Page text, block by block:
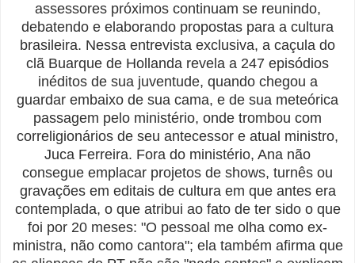
assessores próximos continuam se reunindo,
debatendo e elaborando propostas para a cultura
brasileira. Nessa entrevista exclusiva, a caçula do
clã Buarque de Hollanda revela a 247 episódios
inéditos de sua juventude, quando chegou a
guardar embaixo de sua cama, e de sua meteórica
passagem pelo ministério, onde trombou com
correligionários de seu antecessor e atual ministro,
Juca Ferreira. Fora do ministério, Ana não
consegue emplacar projetos de shows, turnês ou
gravações em editais de cultura em que antes era
contemplada, o que atribui ao fato de ter sido o que
foi por 20 meses: "O pessoal me olha como ex-
ministra, não como cantora"; ela também afirma que